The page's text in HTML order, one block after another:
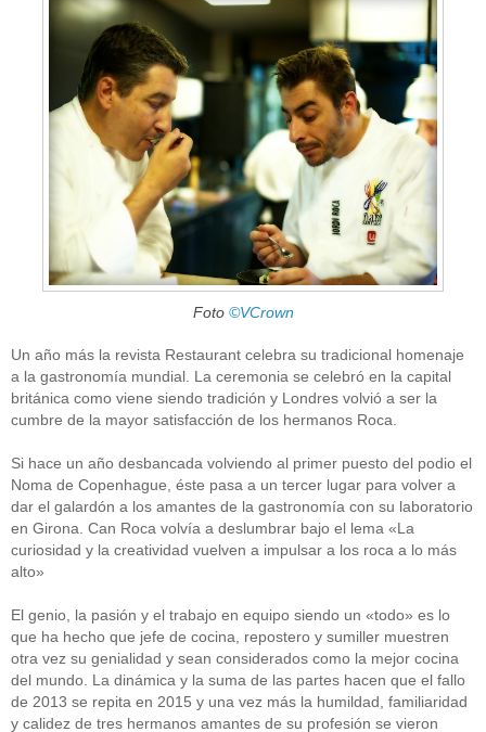
Foto ©VCrown
Un año más la revista Restaurant celebra su tradicional homenaje
a la gastronomía mundial. La ceremonia se celebró en la capital
británica como viene siendo tradición y Londres volvió a ser la
cumbre de la mayor satisfacción de los hermanos Roca.
Si hace un año desbancada volviendo al primer puesto del podio el
Noma de Copenhague, éste pasa a un tercer lugar para volver a
dar el galardón a los amantes de la gastronomía con su laboratorio
en Girona. Can Roca volvía a deslumbrar bajo el lema «La
curiosidad y la creatividad vuelven a impulsar a los roca a lo más
alto»
El genio, la pasión y el trabajo en equipo siendo un «todo» es lo
que ha hecho que jefe de cocina, repostero y sumiller muestren
otra vez su genialidad y sean considerados como la mejor cocina
del mundo. La dinámica y la suma de las partes hacen que el fallo
de 2013 se repita en 2015 y una vez más la humildad, familiaridad
y calidez de tres hermanos amantes de su profesión se vieron